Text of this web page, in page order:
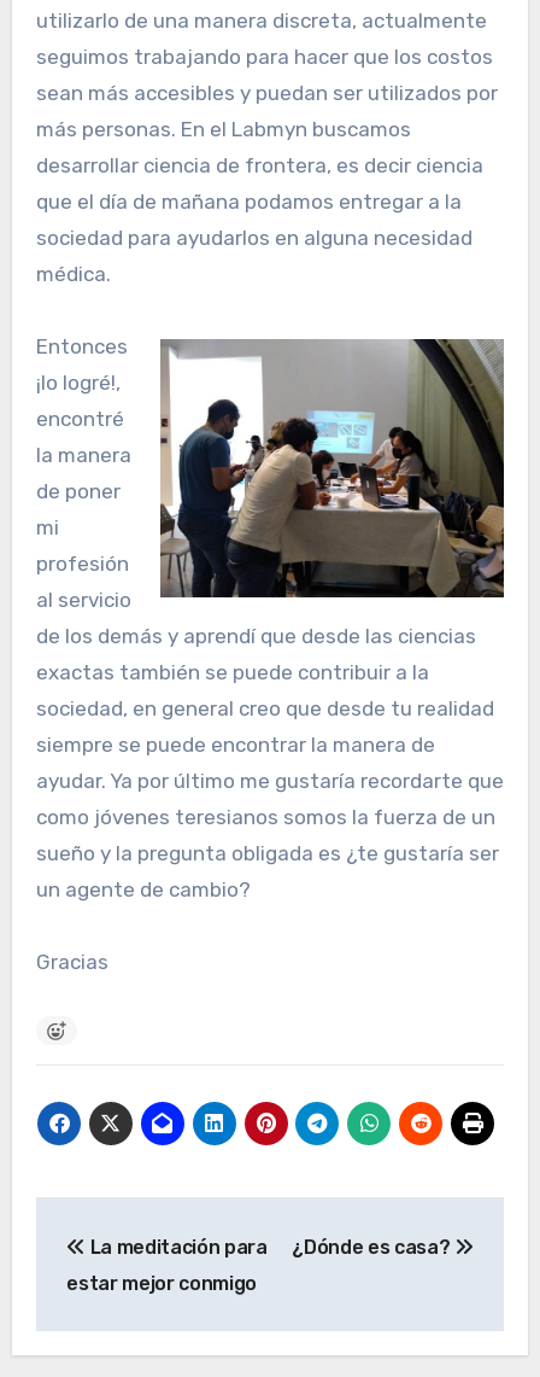
utilizarlo de una manera discreta, actualmente
seguimos trabajando para hacer que los costos
sean más accesibles y puedan ser utilizados por
más personas. En el Labmyn buscamos
desarrollar ciencia de frontera, es decir ciencia
que el día de mañana podamos entregar a la
sociedad para ayudarlos en alguna necesidad
médica.
Entonces
¡lo logré!,
encontré
la manera
de poner
mi
profesión
al servicio
de los demás y aprendí que desde las ciencias
exactas también se puede contribuir a la
sociedad, en general creo que desde tu realidad
siempre se puede encontrar la manera de
ayudar. Ya por último me gustaría recordarte que
como jóvenes teresianos somos la fuerza de un
sueño y la pregunta obligada es ¿te gustaría ser
un agente de cambio?
Gracias
de
La meditación para
estar mejor conmigo
¿Dónde es casa?